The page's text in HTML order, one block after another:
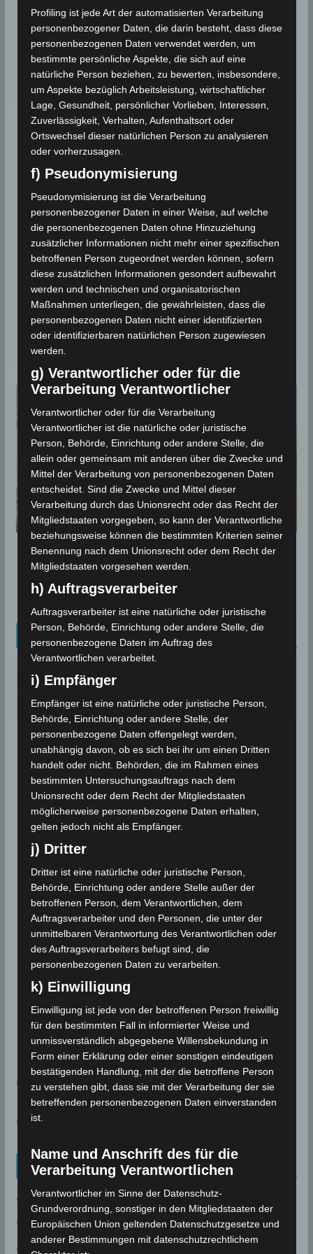
Tunesien: Klimatologisches Bulletin für
Februar 2022
INM Tunesien: Klimatologisches
Bulletin für Dezember 2021
28. Januar 2022
6 Dez 2021: Schnee in verschiedenen
Regionen Tunesiens (Bilder)
Kalenderblatt Neu
Keine Beiträge für dieses Datum gefunden.
meteoblue
time.is - Sonnenzeiten
Neueinträge Glossar
Sommer 2003
Sturmflut
AE
Profiling ist jede Art der automatisierten Verarbeitung
personenbezogener Daten, die darin besteht, dass diese
personenbezogenen Daten verwendet werden, um
bestimmte persönliche Aspekte, die sich auf eine
natürliche Person beziehen, zu bewerten, insbesondere,
um Aspekte bezüglich Arbeitsleistung, wirtschaftlicher
Lage, Gesundheit, persönlicher Vorlieben, Interessen,
Zuverlässigkeit, Verhalten, Aufenthaltsort oder
Ortswechsel dieser natürlichen Person zu analysieren
oder vorherzusagen.
f) Pseudonymisierung
Pseudonymisierung ist die Verarbeitung
personenbezogener Daten in einer Weise, auf welche
die personenbezogenen Daten ohne Hinzuziehung
zusätzlicher Informationen nicht mehr einer spezifischen
betroffenen Person zugeordnet werden können, sofern
diese zusätzlichen Informationen gesondert aufbewahrt
werden und technischen und organisatorischen
Maßnahmen unterliegen, die gewährleisten, dass die
personenbezogenen Daten nicht einer identifizierten
oder identifizierbaren natürlichen Person zugewiesen
werden.
g) Verantwortlicher oder für die
Verarbeitung Verantwortlicher
Verantwortlicher oder für die Verarbeitung
Verantwortlicher ist die natürliche oder juristische
Person, Behörde, Einrichtung oder andere Stelle, die
allein oder gemeinsam mit anderen über die Zwecke und
Mittel der Verarbeitung von personenbezogenen Daten
entscheidet. Sind die Zwecke und Mittel dieser
Verarbeitung durch das Unionsrecht oder das Recht der
Mitgliedstaaten vorgegeben, so kann der Verantwortliche
beziehungsweise können die bestimmten Kriterien seiner
Benennung nach dem Unionsrecht oder dem Recht der
Mitgliedstaaten vorgesehen werden.
h) Auftragsverarbeiter
Auftragsverarbeiter ist eine natürliche oder juristische
Person, Behörde, Einrichtung oder andere Stelle, die
personenbezogene Daten im Auftrag des
Verantwortlichen verarbeitet.
i) Empfänger
Empfänger ist eine natürliche oder juristische Person,
Behörde, Einrichtung oder andere Stelle, der
personenbezogene Daten offengelegt werden,
unabhängig davon, ob es sich bei ihr um einen Dritten
handelt oder nicht. Behörden, die im Rahmen eines
bestimmten Untersuchungsauftrags nach dem
Unionsrecht oder dem Recht der Mitgliedstaaten
möglicherweise personenbezogene Daten erhalten,
gelten jedoch nicht als Empfänger.
j) Dritter
Dritter ist eine natürliche oder juristische Person,
Behörde, Einrichtung oder andere Stelle außer der
betroffenen Person, dem Verantwortlichen, dem
Auftragsverarbeiter und den Personen, die unter der
unmittelbaren Verantwortung des Verantwortlichen oder
des Auftragsverarbeiters befugt sind, die
personenbezogenen Daten zu verarbeiten.
k) Einwilligung
Einwilligung ist jede von der betroffenen Person freiwillig
für den bestimmten Fall in informierter Weise und
unmissverständlich abgegebene Willensbekundung in
Form einer Erklärung oder einer sonstigen eindeutigen
bestätigenden Handlung, mit der die betroffene Person
zu verstehen gibt, dass sie mit der Verarbeitung der sie
betreffenden personenbezogenen Daten einverstanden
ist.
Name und Anschrift des für die
Verarbeitung Verantwortlichen
Verantwortlicher im Sinne der Datenschutz-
Grundverordnung, sonstiger in den Mitgliedstaaten der
Europäischen Union geltenden Datenschutzgesetze und
anderer Bestimmungen mit datenschutzrechtlichem